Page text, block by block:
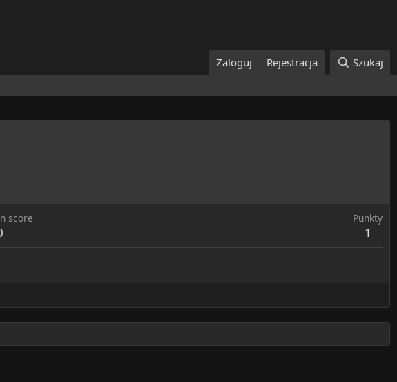
Zaloguj Rejestracja Szukaj
score Punkty
1